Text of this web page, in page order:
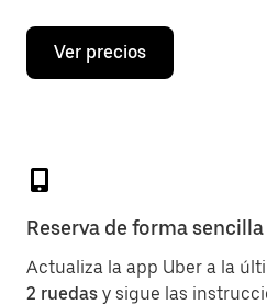
Ver precios
Reserva de forma sencilla
Actualiza la app Uber a la
2 ruedas y sigue las